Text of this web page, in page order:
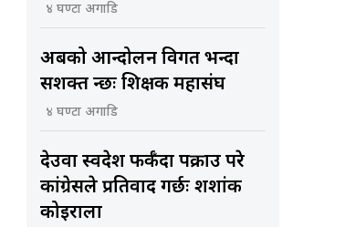
४ घण्टा अगाडि
अबको आन्दोलन विगत भन्दा
सशक्त हुन्छः शिक्षक महासंघ
४ घण्टा अगाडि
देउवा स्वदेश फर्कँदा पक्राउ परे
कांग्रेसले प्रतिवाद गर्छः शशांक
कोइराला